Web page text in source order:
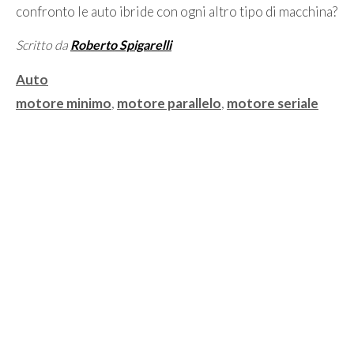
confronto le auto ibride con ogni altro tipo di macchina?
Scritto da Roberto Spigarelli
Categorie
Auto
Tag
motore minimo, motore parallelo, motore seriale